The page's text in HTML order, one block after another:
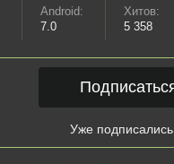
Android:
7.0
Хитов:
5 358
Уже